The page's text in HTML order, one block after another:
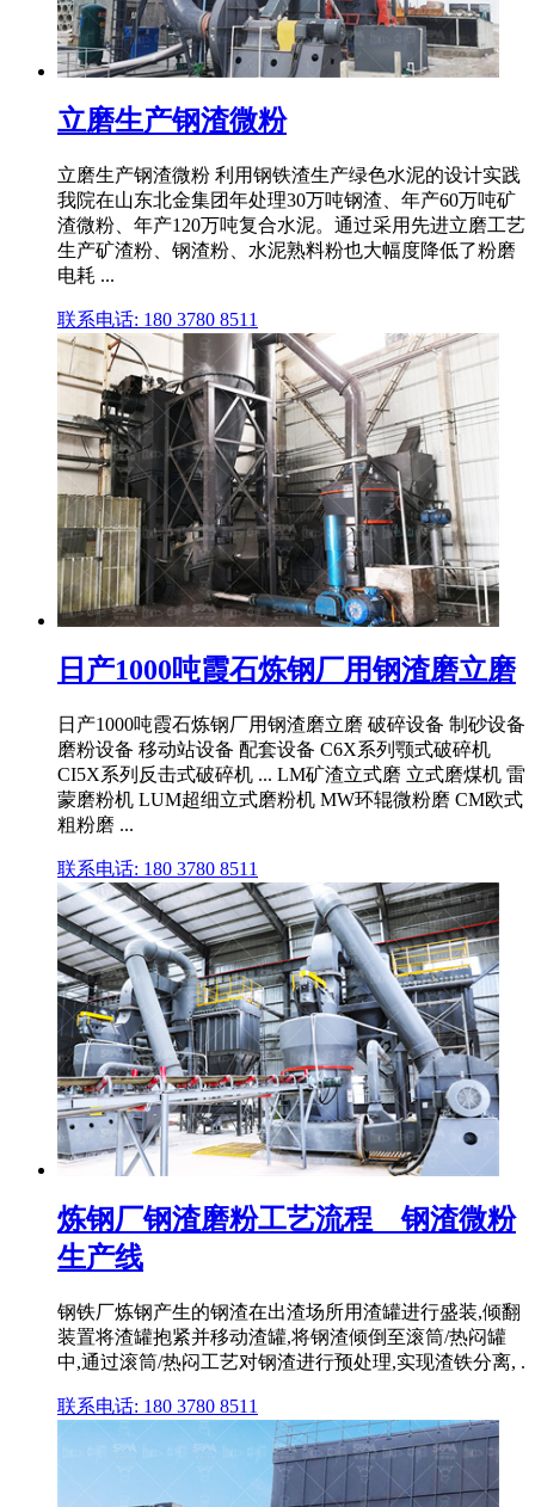
立磨生产钢渣微粉
立磨生产钢渣微粉 利用钢铁渣生产绿色水泥的设计实践
我院在山东北金集团年处理30万吨钢渣、年产60万吨矿
渣微粉、年产120万吨复合水泥。通过采用先进立磨工艺
生产矿渣粉、钢渣粉、水泥熟料粉也大幅度降低了粉磨
电耗 ...
联系电话: 180 3780 8511
日产1000吨霞石炼钢厂用钢渣磨立磨
日产1000吨霞石炼钢厂用钢渣磨立磨 破碎设备 制砂设备
磨粉设备 移动站设备 配套设备 C6X系列颚式破碎机
CI5X系列反击式破碎机 ... LM矿渣立式磨 立式磨煤机 雷
蒙磨粉机 LUM超细立式磨粉机 MW环辊微粉磨 CM欧式
粗粉磨 ...
联系电话: 180 3780 8511
炼钢厂钢渣磨粉工艺流程__钢渣微粉
生产线
钢铁厂炼钢产生的钢渣在出渣场所用渣罐进行盛装,倾翻
装置将渣罐抱紧并移动渣罐,将钢渣倾倒至滚筒/热闷罐
中,通过滚筒/热闷工艺对钢渣进行预处理,实现渣铁分离, .
联系电话: 180 3780 8511